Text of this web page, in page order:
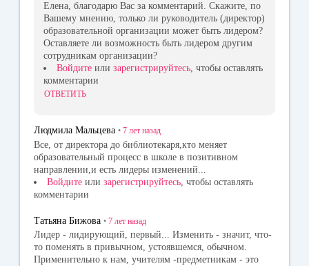
Елена, благодарю Вас за комментарий. Скажите, по
Вашему мнению, только ли руководитель (директор)
образовательной организации может быть лидером?
Оставляете ли возможность быть лидером другим
сотрудникам организации?
Войдите или зарегистрируйтесь, чтобы оставлять
комментарии
ОТВЕТИТЬ
Людмила Мальцева • 7 лет назад
Все, от директора до библиотекаря,кто меняет
образовательный процесс в школе в позитивном
направлении,и есть лидеры изменений...
Войдите или зарегистрируйтесь , чтобы оставлять
комментарии
Татьяна Бижова • 7 лет назад
Лидер - лидирующий, первый... Изменить - значит, что-
то поменять в привычном, устоявшемся, обычном.
Применительно к нам, учителям -предметникам - это